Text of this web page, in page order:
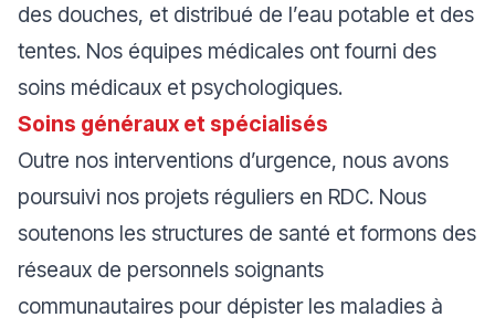
des douches, et distribué de l’eau potable et des
tentes. Nos équipes médicales ont fourni des
soins médicaux et psychologiques.
Soins généraux et spécialisés
Outre nos interventions d’urgence, nous avons
poursuivi nos projets réguliers en RDC. Nous
soutenons les structures de santé et formons des
réseaux de personnels soignants
communautaires pour dépister les maladies à